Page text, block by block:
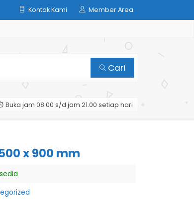
Kontak Kami Member Area
Cari
Buka jam 08.00 s/d jam 21.00 setiap hari
x 900 mm